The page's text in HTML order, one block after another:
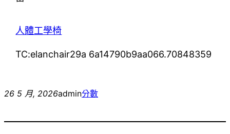
人體工學椅
TC:elanchair29a 6a14790b9aa066.70848359
26 5 月, 2026admin分數